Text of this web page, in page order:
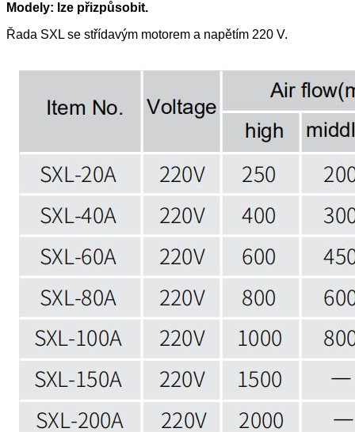
Modely: lze přizpůsobit.
Řada SXL se střídavým motorem a napětím 220 V.